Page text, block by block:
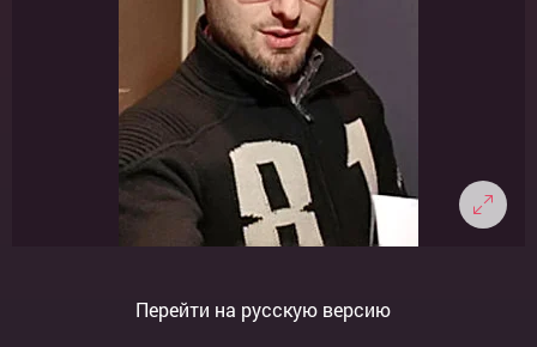
Перейти на русскую версию